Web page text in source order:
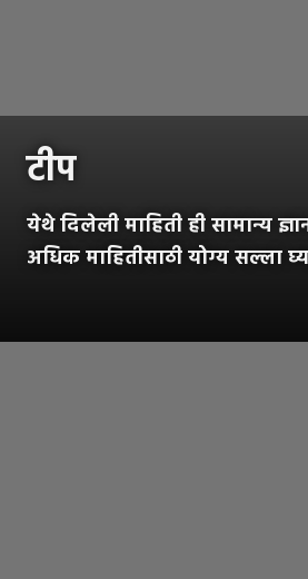
टीप
येथे दिलेली माहिती ही सामान्य
अधिक माहितीसाठी योग्य सल्ला